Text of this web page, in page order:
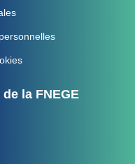
la FNEGE